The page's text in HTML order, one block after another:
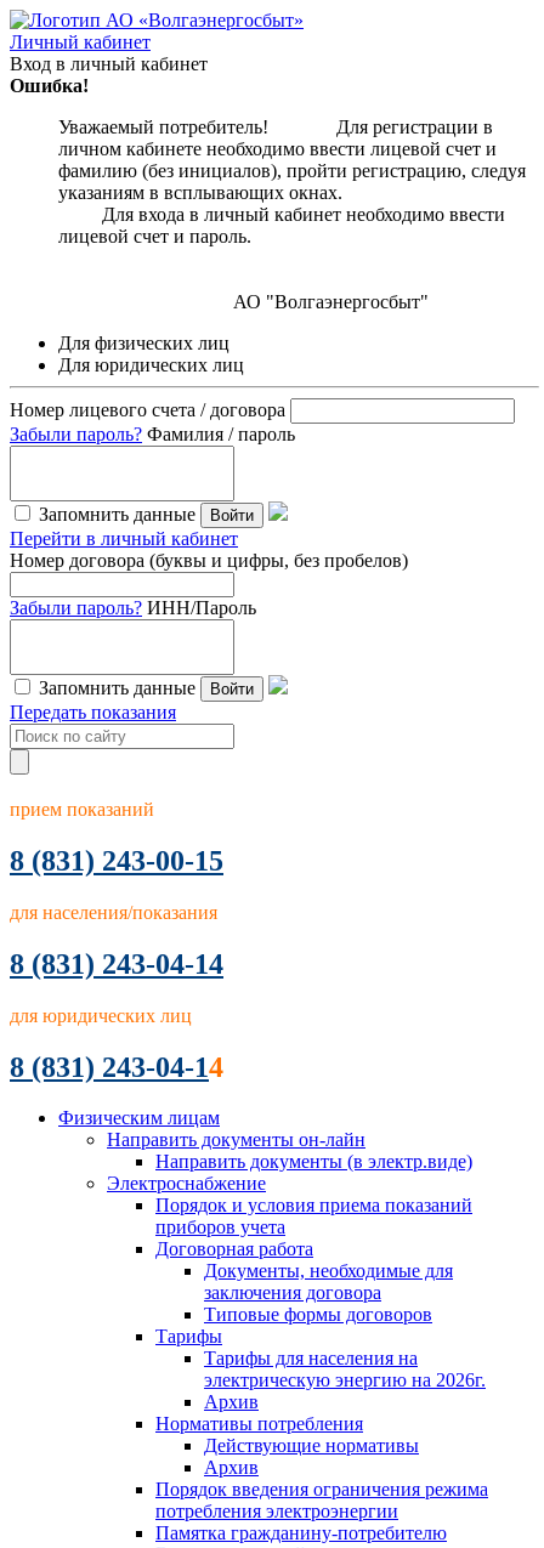
Личный кабинет
Вход в личный кабинет
Ошибка!
Уважаемый потребитель! Для регистрации в
личном кабинете необходимо ввести лицевой счет и
фамилию (без инициалов), пройти регистрацию, следуя
указаниям в всплывающих окнах.
Для входа в личный кабинет необходимо ввести
лицевой счет и пароль.
АО "Волгаэнергосбыт"
Для физических лиц
Для юридических лиц
Номер лицевого счета / договора
Забыли пароль? Фамилия / пароль
Запомнить данные Войти
Перейти в личный кабинет
Номер договора (буквы и цифры, без пробелов)
Забыли пароль? ИНН/Пароль
Запомнить данные Войти
Передать показания
прием показаний
8 (831) 243-00-15
для населения/показания
8 (831) 243-04-14
для юридических лиц
8 (831) 243-04-14
Физическим лицам
Направить документы он-лайн
Направить документы (в электр.виде)
Электроснабжение
Порядок и условия приема показаний
приборов учета
Договорная работа
Документы, необходимые для
заключения договора
Типовые формы договоров
Тарифы
Тарифы для населения на
электрическую энергию на 2026г.
Архив
Нормативы потребления
Действующие нормативы
Архив
Порядок введения ограничения режима
потребления электроэнергии
Памятка гражданину-потребителю